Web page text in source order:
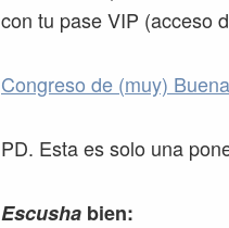
con tu pase VIP (acceso
Congreso de (muy)
PD. Esta es solo una
Escusha bien: